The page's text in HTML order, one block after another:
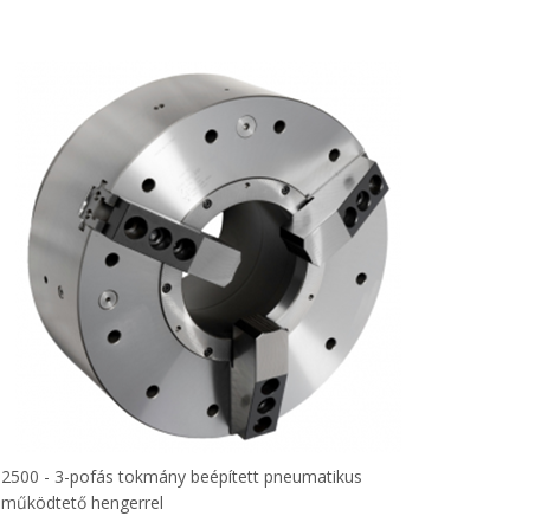
2500 - 3-pofás tokmány beépített pneumatikus
működtető hengerrel